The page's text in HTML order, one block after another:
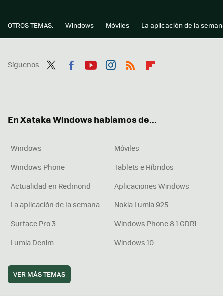
OTROS TEMAS: Windows Móviles La aplicación de la
Síguenos
En Xataka Windows hablamos de...
Windows
Móviles
Windows Phone
Tablets e Híbridos
Actualidad en Redmond
Aplicaciones Windows
La aplicación de la semana
Nokia Lumia 925
Surface Pro 3
Windows Phone 8.1 GDR1
Lumia Denim
Windows 10
VER MÁS TEMAS